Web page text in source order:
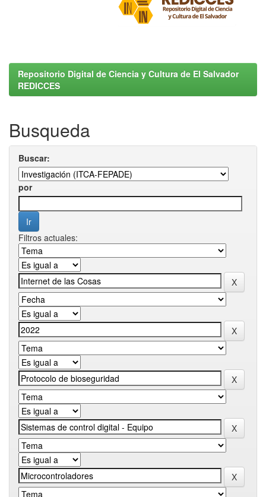
Repositorio Digital de Ciencia y Cultura de El Salvador
REDICCES
Busqueda
Buscar:
por
Filtros actuales: